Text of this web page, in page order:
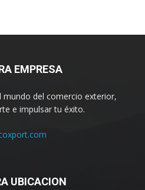
EMPRESA
mundo del comercio exterior,
e impulsar tu éxito.
UBICACION